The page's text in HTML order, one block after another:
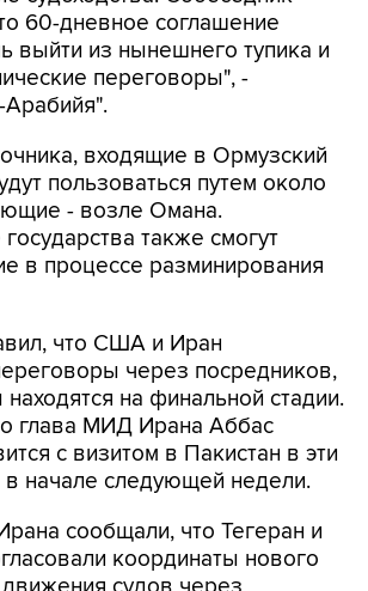
60-дневное соглашение
выйти из нынешнего тупика и
переговоры", -
Арабийя".
входящие в Ормузский
пользоваться путем около
- возле Омана.
также смогут
в процессе разминирования
что США и Иран
через посредников,
находятся на финальной стадии.
глава МИД Ирана Аббас
с визитом в Пакистан в эти
начале следующей недели.
сообщали, что Тегеран и
координаты нового